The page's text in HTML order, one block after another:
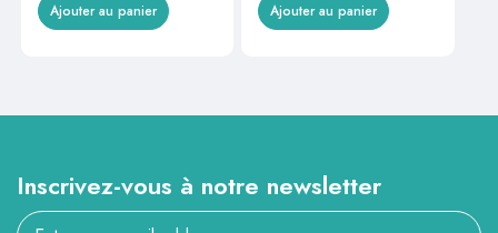
Ajouter au panier Ajouter au panier
Inscrivez-vous à notre newsletter